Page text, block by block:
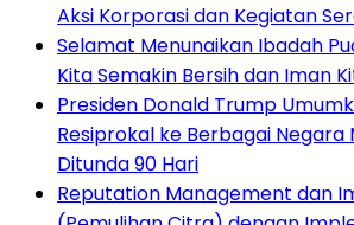
Aksi Korporasi dan Kegiatan
Selamat Menunaikan Ibadah
Kita Semakin Bersih dan Iman
Presiden Donald Trump
Resiprokal ke Berbagai Negara
Ditunda 90 Hari
Reputation Management dan